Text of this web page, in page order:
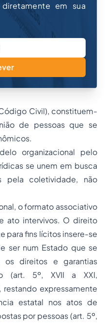
em sua
Civil), constituem-
de pessoas que se
organizacional pelo
se unem em busca
pela coletividade, não
o formato associativo
ato intervivos. O direito
para fins lícitos insere-se
ser num Estado que se
os direitos e garantias
(art. 5º, XVII a XXI,
expressamente
estatal nos atos de
por pessoas (art. 5º,